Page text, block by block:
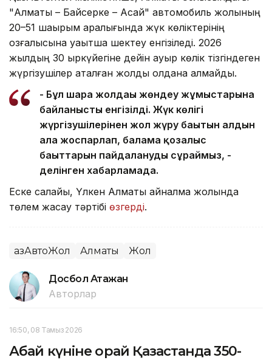
"Алматы – Байсерке – Ақсай" автомобиль жолының
20–51 шақырым аралығында жүк көліктерінің
қозғалысына уақытша шектеу енгізіледі. 2026
жылдың 30 қыркүйегіне дейін ауыр көлік тізгіндеген
жүргізушілер аталған жолды қолдана алмайды.
- Бұл шара жолдағы жөндеу жұмыстарына
байланысты енгізілді. Жүк көлігі
жүргізушілерінен жол жүру бағытын алдын
ала жоспарлап, балама қозғалыс
бағыттарын пайдалануды сұраймыз, -
делінген хабарламада.
Еске салайық, Үлкен Алматы айналма жолында
төлем жасау тәртібі өзгерді.
ҚазАвтоЖол Алматы Жол
Досбол Атажан
Авторлар
16:50, 08 Тамыз 2026
Абай күніне орай Қазақстанда 350-